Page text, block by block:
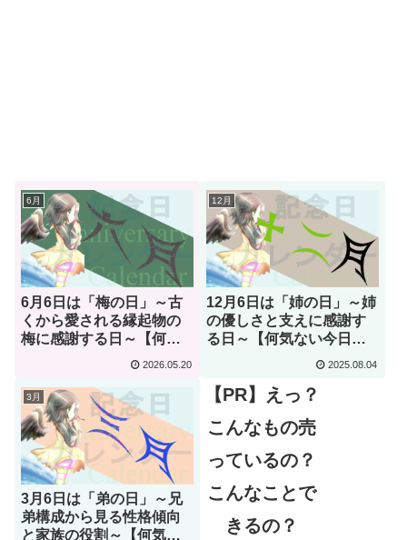
6月
6月6日は「梅の日」～古
くから愛される縁起物の
梅に感謝する日～【何気
ない今日は何の日？】
2026.05.20
12月
12月6日は「姉の日」～姉
の優しさと支えに感謝す
る日～【何気ない今日は
2025.08.04
3月
3月6日は「弟の日」～兄
弟構成から見る性格傾向
と家族の役割～【何気な
【PR】えっ？
こんなもの売
っているの？
こんなことで
きるの？